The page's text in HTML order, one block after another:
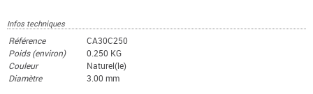
Infos techniques
Référence
CA30C250
Poids (environ)
0.250 KG
Couleur
Naturel(le)
Diamètre
3.00 mm